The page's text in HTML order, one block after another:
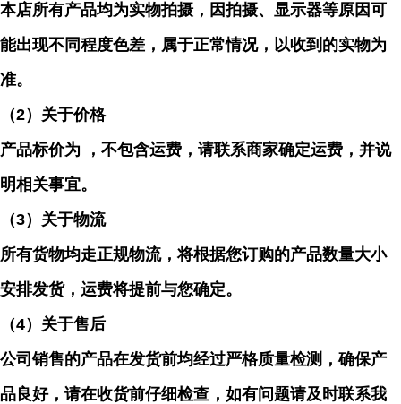
本店所有产品均为实物拍摄，因拍摄、显示器等原因可
能出现不同程度色差，属于正常情况，以收到的实物为
准。
（2）关于价格
产品标价为 ，不包含运费，请联系商家确定运费，并说
明相关事宜。
（3）关于物流
所有货物均走正规物流，将根据您订购的产品数量大小
安排发货，运费将提前与您确定。
（4）关于售后
公司销售的产品在发货前均经过严格质量检测，确保产
品良好，请在收货前仔细检查，如有问题请及时联系我